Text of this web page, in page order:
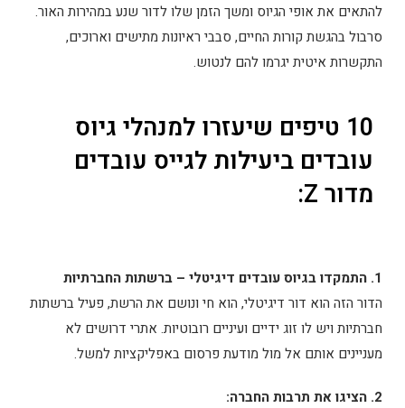
להתאים את אופי הגיוס ומשך הזמן שלו לדור שנע במהירות האור.
סרבול בהגשת קורות החיים, סבבי ראיונות מתישים וארוכים,
התקשרות איטית יגרמו להם לנטוש.
10 טיפים שיעזרו למנהלי גיוס
עובדים ביעילות לגייס עובדים
מדור Z:
1. התמקדו בגיוס עובדים דיגיטלי – ברשתות החברתיות
הדור הזה הוא דור דיגיטלי, הוא חי ונושם את הרשת, פעיל ברשתות
חברתיות ויש לו זוג ידיים ועיניים רובוטיות. אתרי דרושים לא
מעניינים אותם אל מול מודעת פרסום באפליקציות למשל.
2. הציגו את תרבות החברה: